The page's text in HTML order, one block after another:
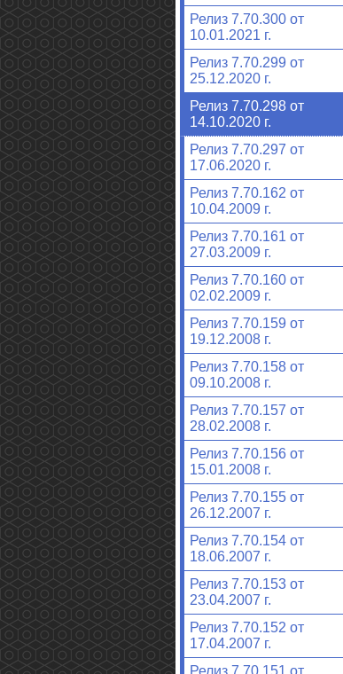
Релиз 7.70.300 от
10.01.2021 г.
Релиз 7.70.299 от
25.12.2020 г.
Релиз 7.70.298 от
14.10.2020 г.
Релиз 7.70.297 от
17.06.2020 г.
Релиз 7.70.162 от
10.04.2009 г.
Релиз 7.70.161 от
27.03.2009 г.
Релиз 7.70.160 от
02.02.2009 г.
Релиз 7.70.159 от
19.12.2008 г.
Релиз 7.70.158 от
09.10.2008 г.
Релиз 7.70.157 от
28.02.2008 г.
Релиз 7.70.156 от
15.01.2008 г.
Релиз 7.70.155 от
26.12.2007 г.
Релиз 7.70.154 от
18.06.2007 г.
Релиз 7.70.153 от
23.04.2007 г.
Релиз 7.70.152 от
17.04.2007 г.
Релиз 7.70.151 от